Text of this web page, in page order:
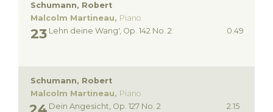
Schumann, Robert
Malcolm Martineau, Piano
0.49
Lehn deine Wang', Op. 142 No. 2
Schumann, Robert
Malcolm Martineau, Piano
2.15
Dein Angesicht, Op. 127 No. 2